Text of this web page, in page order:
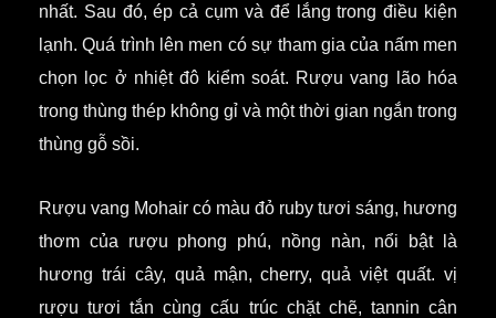
nhất. Sau đó, ép cả cụm và để lắng trong điều kiện
lạnh. Quá trình lên men có sự tham gia của nấm men
chọn lọc ở nhiệt đô kiểm soát. Rượu vang lão hóa
trong thùng thép không gỉ và một thời gian ngắn trong
thùng gỗ sồi.
Rượu vang Mohair có màu đỏ ruby tươi sáng, hương
thơm của rượu phong phú, nồng nàn, nổi bật là
hương trái cây, quả mận, cherry, quả việt quất. vị
rượu tươi tắn cùng cấu trúc chặt chẽ, tannin cân